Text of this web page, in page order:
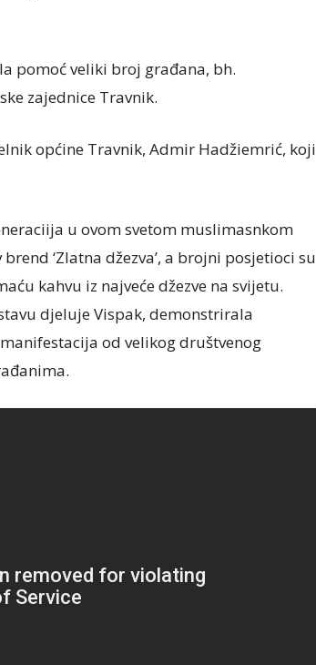
pomoć veliki broj građana, bh.
zajednice Travnik.
općine Travnik, Admir Hadžiemrić, koji
u ovom svetom muslimasnkom
‘Zlatna džezva’, a brojni posjetioci su
kahvu iz najveće džezve na svijetu.
djeluje Vispak, demonstrirala
od velikog društvenog